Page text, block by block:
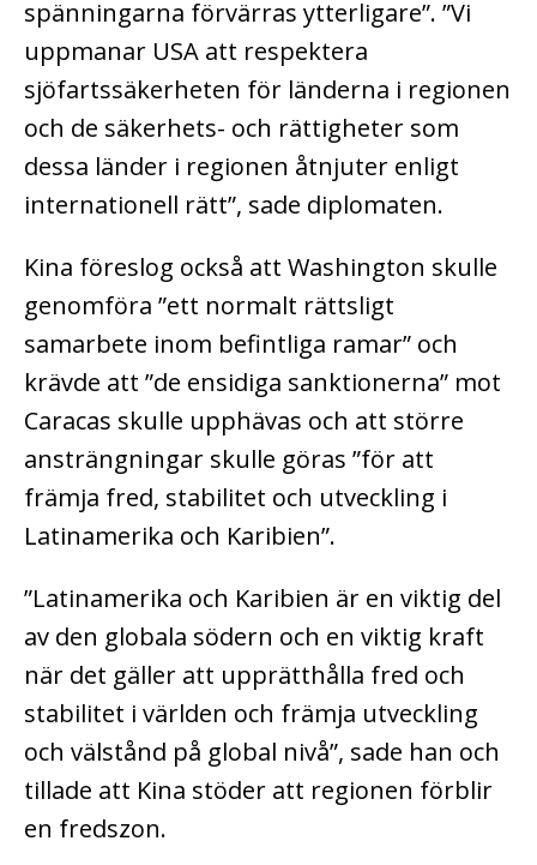
spänningarna förvärras ytterligare”. ”Vi
uppmanar USA att respektera
sjöfartssäkerheten för länderna i regionen
och de säkerhets- och rättigheter som
dessa länder i regionen åtnjuter enligt
internationell rätt”, sade diplomaten.
Kina föreslog också att Washington skulle
genomföra ”ett normalt rättsligt
samarbete inom befintliga ramar” och
krävde att ”de ensidiga sanktionerna” mot
Caracas skulle upphävas och att större
ansträngningar skulle göras ”för att
främja fred, stabilitet och utveckling i
Latinamerika och Karibien”.
”Latinamerika och Karibien är en viktig del
av den globala södern och en viktig kraft
när det gäller att upprätthålla fred och
stabilitet i världen och främja utveckling
och välstånd på global nivå”, sade han och
tillade att Kina stöder att regionen förblir
en fredszon.